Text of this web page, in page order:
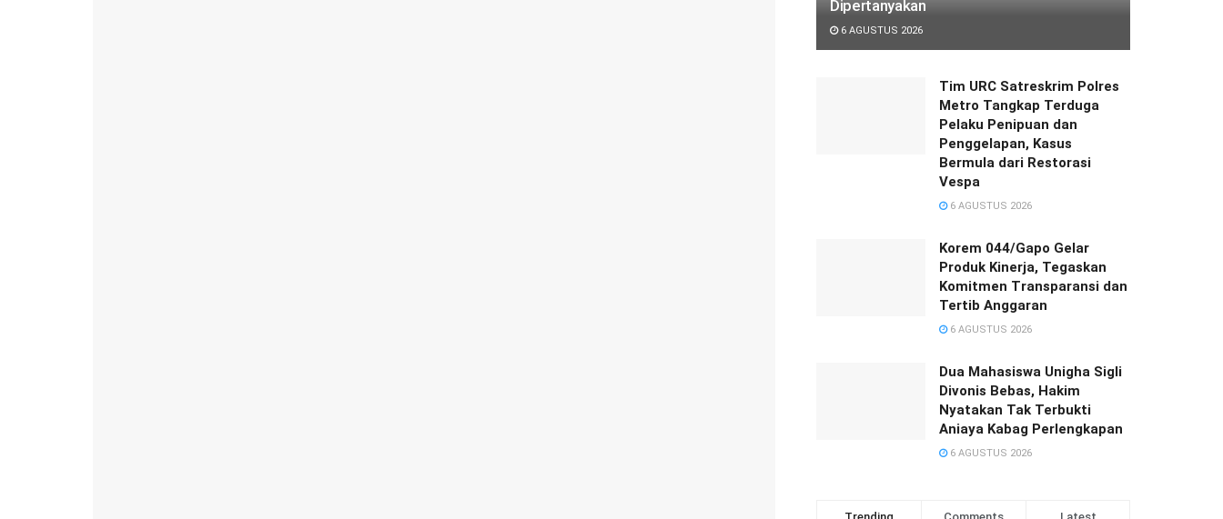
Dipertanyakan
6 AGUSTUS 2026
Tim URC Satreskrim Polres
Metro Tangkap Terduga
Pelaku Penipuan dan
Penggelapan, Kasus
Bermula dari Restorasi
Vespa
6 AGUSTUS 2026
Korem 044/Gapo Gelar
Produk Kinerja, Tegaskan
Komitmen Transparansi dan
Tertib Anggaran
6 AGUSTUS 2026
Dua Mahasiswa Unigha Sigli
Divonis Bebas, Hakim
Nyatakan Tak Terbukti
Aniaya Kabag Perlengkapan
6 AGUSTUS 2026